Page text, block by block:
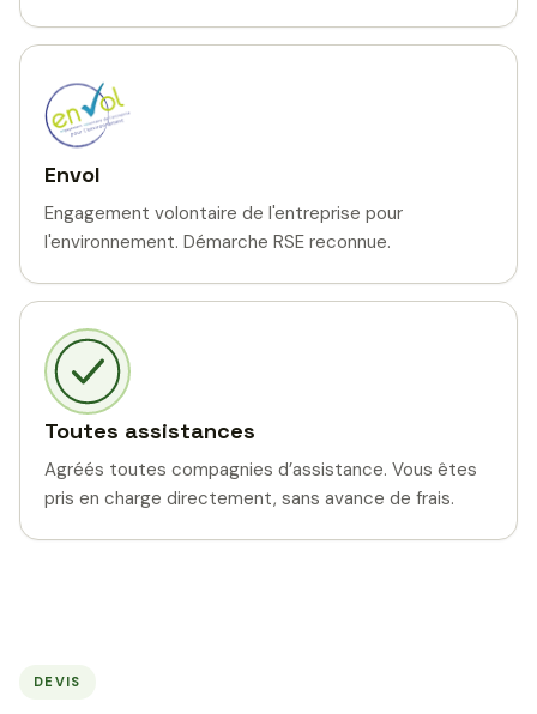
Envol
Engagement volontaire de l'entreprise pour
l'environnement. Démarche RSE reconnue.
Toutes assistances
Agréés toutes compagnies d’assistance. Vous êtes
pris en charge directement, sans avance de frais.
DEVIS